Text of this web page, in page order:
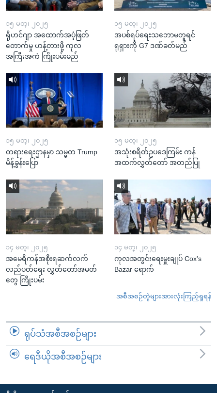
၁၅ မတ္၊ ၂၀၂၅
ရိုဟင်ဂျာ အထောက်အပံ့ဖြတ်
တောက်မှု ဟန့်တားဖို့ ကုလ
အကြီးအကဲ ကြိုးပမ်းမည်
၁၅ မတ္၊ ၂၀၂၅
အပစ်ရပ်ရေးသဘောမတူရင်
ရုရှားကို G7 ဒဏ်ခတ်မည်
၁၅ မတ္၊ ၂၀၂၅
တရားရေးဌာနမှာ သမ္မတ Trump
မိန့်ခွန်းပြော
၁၅ မတ္၊ ၂၀၂၅
အသုံးစရိတ်ဥပဒေကြမ်း ကန်
အထက်လွှတ်တော် အတည်ပြု
၁၄ မတ္၊ ၂၀၂၅
အမေရိကန်အစိုးရဆက်လက်
လည်ပတ်ရေး လွှတ်တော်အမတ်
တွေ ကြိုးပမ်း
၁၄ မတ္၊ ၂၀၂၅
ကုလအတွင်းရေးမှူးချုပ် Cox's
Bazar ရောက်
အစီအစဉ်တွဲများအားလုံးကြည့်ရှုရန်
ရုပ်သံအစီအစဉ်များ
ရေဒီယိုအစီအစဉ်များ